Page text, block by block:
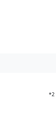
*2